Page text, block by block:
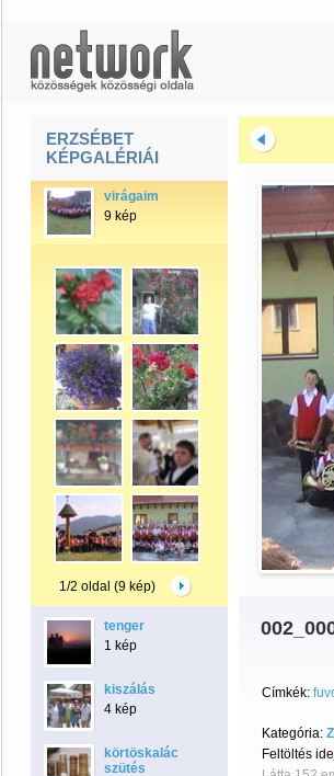
ERZSÉBET
KÉPGALÉRIÁI
virágaim
9 kép
1/2 oldal (9 kép)
tenger
1 kép
kiszálás
4 kép
körtöskalác
szütés
Címkék:
Kategória:
Feltöltés